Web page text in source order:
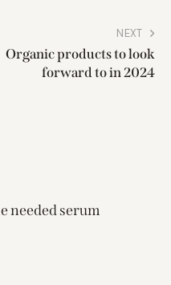
NEXT
Organic products to look
forward to in 2024
needed serum